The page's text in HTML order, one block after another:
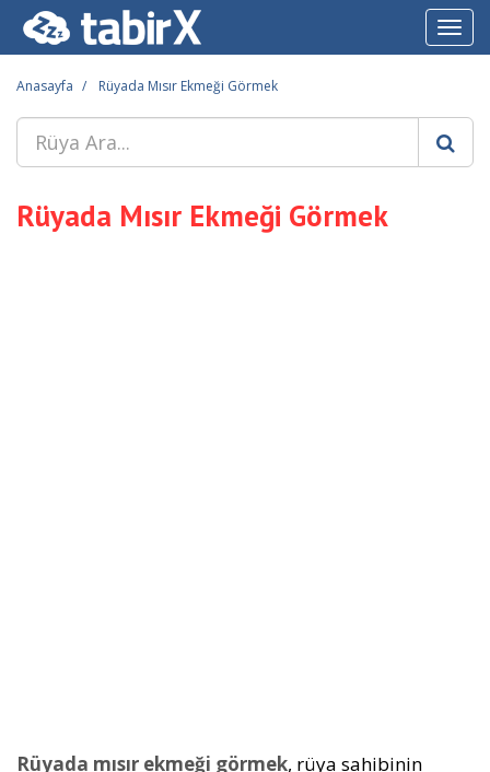
Anasayfa Rüyada Mısır Ekmeği Görmek
Rüyada Mısır Ekmeği Görmek
Rüyada mısır ekmeği görmek, rüya sahibinin